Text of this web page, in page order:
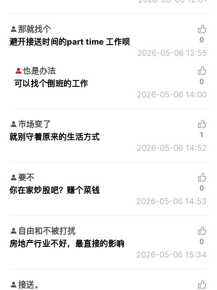
那就找个
避开接送时间的part time 工作呗
2026-05-06 12:55
0
也是办法
可以找个倒班的工作
2026-05-06 14:00
0
市场变了
就别守着原来的生活方式
2026-05-06 14:52
1
要不
你在家炒股吧？赚个菜钱
2026-05-06 14:53
0
自由和不被打扰
房地产行业不好，最直接的影响
2026-05-06 15:34
0
接送。